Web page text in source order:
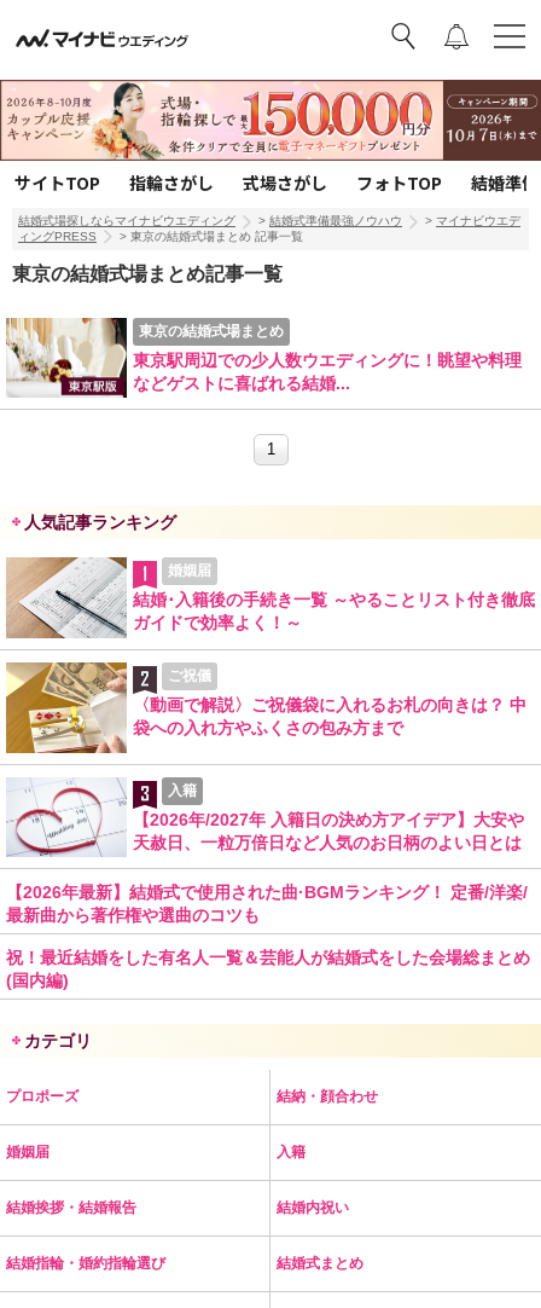
サイトTOP 指輪さがし 式場さがし フォトTOP 結婚準
結婚式場探しならマイナビウエディング > 結婚式準備最強ノウハウ > マイナビウエデ
ィングPRESS
> 東京の結婚式場まとめ 記事一覧
東京の結婚式場まとめ記事一覧
東京の結婚式場まとめ
東京駅周辺での少人数ウエディングに！眺望や料理
などゲストに喜ばれる結婚...
1
人気記事ランキング
婚姻届
結婚･入籍後の手続き一覧 ～やることリスト付き徹底
ガイドで効率よく！～
ご祝儀
〈動画で解説〉ご祝儀袋に入れるお札の向きは？ 中
袋への入れ方やふくさの包み方まで
入籍
【2026年/2027年 入籍日の決め方アイデア】大安や
天赦日、一粒万倍日など人気のお日柄のよい日とは
【2026年最新】結婚式で使用された曲·BGMランキング！ 定番/洋楽/
最新曲から著作権や選曲のコツも
祝！最近結婚をした有名人一覧＆芸能人が結婚式をした会場総まとめ
(国内編)
カテゴリ
プロポーズ 結納・顔合わせ
婚姻届 入籍
結婚挨拶・結婚報告 結婚内祝い
結婚指輪・婚約指輪選び 結婚式まとめ